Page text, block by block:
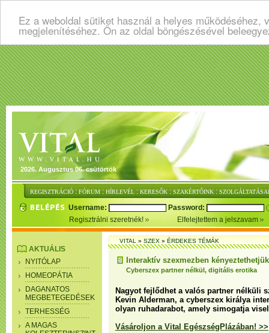
Ez a weboldal sütiket használ a helyes
megjelenítéséhez. Ön az oldal böngészésével
2026. Augusztus 06. csütörtök
REGISZTRÁCIÓ : FÓRUM : HÍRLEVÉL : KERESŐK : SZAKÉRTŐINK :
Username:
Password:
Regisztrálni szeretnék!
Elfelejtettem a jelszavam
AKTUÁLIS
NYITÓLAP
HOMEOPÁTIA
DAGANATOS
MEGBETEGEDÉSEK
TERHESSÉG
A MAGAS
VITAL»SZEX»ÉRDEKES TÉMÁK
Interaktív szexmezben
Cyberszex partner nélkül, digitális erotika
Nagyot fejlődhet a valós partner nélküli
Kevin Alderman, a cyberszex királya
olyan ruhadarabot, amely simogatja
Vásároljon a Vital EgészségPlázában! >>